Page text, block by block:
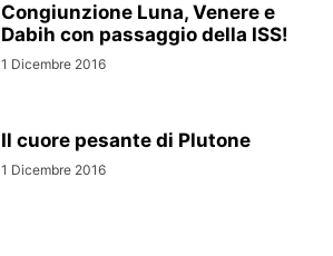
Congiunzione Luna, Venere e
Dabih con passaggio della ISS!
1 Dicembre 2016
Il cuore pesante di Plutone
1 Dicembre 2016